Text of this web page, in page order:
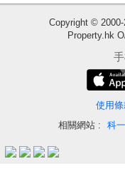
體
体
Copyright ©
Property.hk
使用條
相關網站 :
科